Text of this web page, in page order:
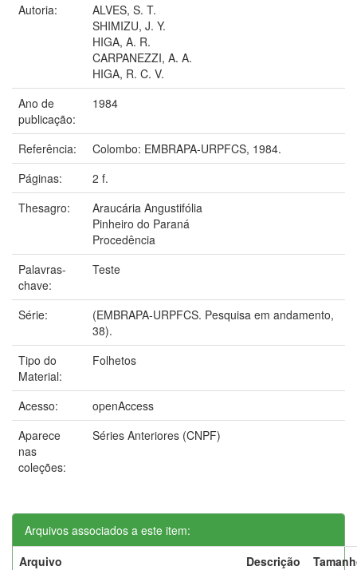
Autoria:
ALVES, S. T.
SHIMIZU, J. Y.
HIGA, A. R.
CARPANEZZI, A. A.
HIGA, R. C. V.
Ano de
publicação:
1984
Referência:
Colombo: EMBRAPA-URPFCS, 1984.
Páginas:
2 f.
Thesagro:
Araucária Angustifólia
Pinheiro do Paraná
Procedência
Palavras-
chave:
Teste
Série:
(EMBRAPA-URPFCS. Pesquisa em andamento,
38).
Tipo do
Material:
Folhetos
Acesso:
openAccess
Aparece
nas
coleções:
Séries Anteriores (CNPF)
Arquivos associados a este item:
Arquivo
Descrição